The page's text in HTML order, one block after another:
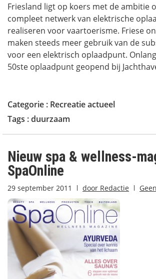
Friesland ligt op koers met de ambitie
compleet netwerk van elektrische
realiseren voor vaartoerisme. Friese
maken steeds meer gebruik van de
voor een elektrisch oplaadpunt.
50ste oplaadpunt geopend bij
Categorie : Recreatie actueel
Tags :duurzaam
Nieuw spa & wellness-
SpaOnline
29 september 2011 door Redactie